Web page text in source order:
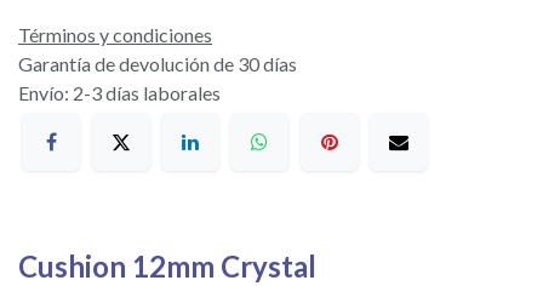
Términos y condiciones
Garantía de devolución de 30 días
Envío: 2-3 días laborales
Cushion 12mm Crystal